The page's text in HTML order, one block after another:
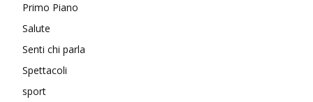
Primo Piano
Salute
Senti chi parla
Spettacoli
sport